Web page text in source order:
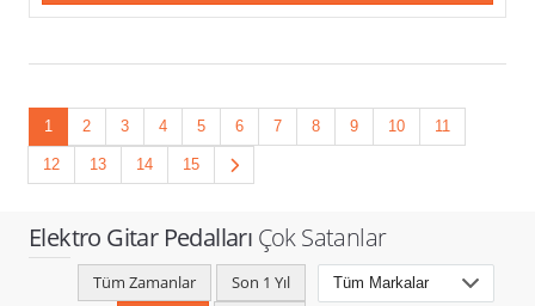
1 2 3 4 5 6 7 8 9 10 11
12 13 14 15
Elektro Gitar Pedalları Çok Satanlar
Tüm Zamanlar
Son 1 Yıl